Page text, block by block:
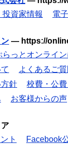
投資家情報 電
— https://
らっとオンライ
よくあるご質
針
校費・公
お客様からの声
ト
Facebook